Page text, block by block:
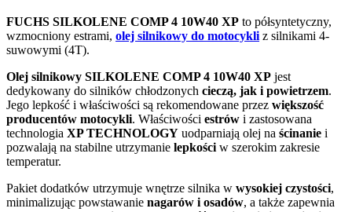
FUCHS SILKOLENE COMP 4 10W40 XP to półsyntetyczny,
wzmocniony estrami, olej silnikowy do motocykli z silnikami 4-
suwowymi (4T).
Olej silnikowy SILKOLENE COMP 4 10W40 XP jest
dedykowany do silników chłodzonych cieczą, jak i powietrzem.
Jego lepkość i właściwości są rekomendowane przez większość
producentów motocykli. Właściwości estrów i zastosowana
technologia XP TECHNOLOGY uodparniają olej na ścinanie i
pozwalają na stabilne utrzymanie lepkości w szerokim zakresie
temperatur.
Pakiet dodatków utrzymuje wnętrze silnika w wysokiej czystości,
minimalizując powstawanie nagarów i osadów, a także zapewnia